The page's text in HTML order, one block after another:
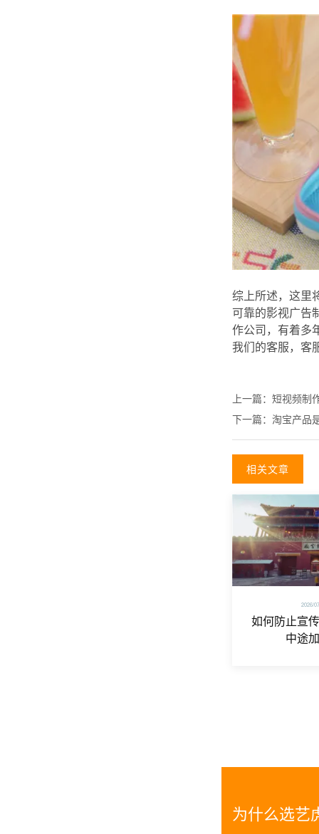
综上所述，这里
可靠的影视广告
作公司，有着多
我们的客服，客
上一篇： 短视频制
下一篇： 淘宝产品
相关文章
2026/
如何防止宣
中途
为什么选艺